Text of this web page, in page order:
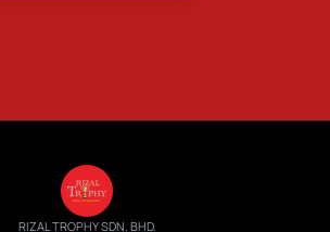
RIZAL TROPHY SDN. BHD.